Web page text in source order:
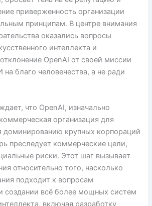
приверженность организации
принципам. В центре внимания
оказались вопросы
интеллекта и
OpenAI от своей миссии
на благо человечества, а не ради
что OpenAI, изначально
организация для
доминированию крупных корпораций
преследует коммерческие цели,
риски. Этот шаг вызывает
относительно того, насколько
подходит к вопросам
создании всё более мощных систем
включая разработку